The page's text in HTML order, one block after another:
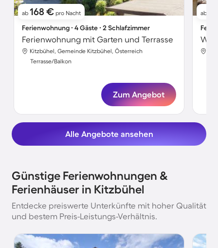
ab 168 € pro Nacht
Ferienwohnung ∙ 4 Gäste ∙ 2 Schlafzimmer
Ferienwohnung mit Garten und Terrasse
Kitzbühel, Gemeinde Kitzbühel, Österreich
Terrasse/Balkon
Zum Angebot
ab
Alle Angebote ansehen
Günstige Ferienwohnungen &
Ferienhäuser in Kitzbühel
Entdecke preiswerte Unterkünfte mit hoher Qualität
und bestem Preis-Leistungs-Verhältnis.